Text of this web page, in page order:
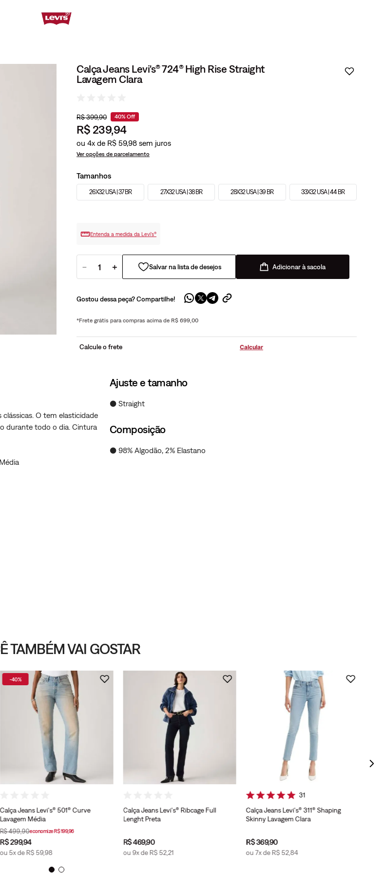
Calça Jeans Levi's® 724® High Rise Straight
Lavagem Clara
R$399,90 40% Off
R$ 239,94
ou 4x de R$ 59,98
Ver opções de parcelamento
Tamanhos
26X32 USA | 37 BR 27X32 USA | 38 BR 28X32 USA | 39 BR 33X32 USA | 44 BR
Entenda a medida da Levi’s®
＋
－ Adicionar à sacola
Gostou dessa peça? Compartilhe!
*Frete grátis para compras acima de R$ 699,00
Calcule o frete
O tem elasticidade
durante todo o dia. Cintura
Ajuste e tamanho
● Straight
Composição
● 98% Algodão, 2% Elastano
TAMBÉM VAI GOSTAR
-40%
Calça Jeans Levi's® 501® Curve
Lavagem Média
R$ 499,90economizeR$199,96
R$299,94
ou 5x deR$ 59,98
Calça Jeans Levi's® Ribcage Full
Lenght Preta
R$469,90
ou 9x deR$ 52,21
31
Calça Jeans Levi's® 311® Shaping
Skinny Lavagem Clara
R$369,90
ou7x deR$ 52,84